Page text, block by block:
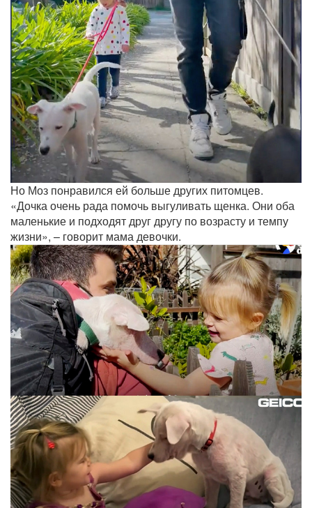
Но Моз понравился ей больше других питомцев.
«Дочка очень рада помочь выгуливать щенка. Они оба
маленькие и подходят друг другу по возрасту и темпу
жизни», – говорит мама девочки.